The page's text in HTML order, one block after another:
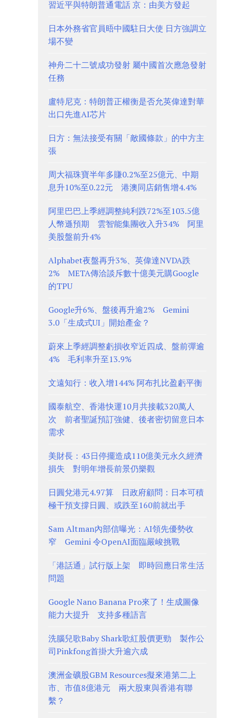
習近平與特朗普通電話 京：由美方發起
日本外務省官員晤中國駐日大使 日方強調立
場不變
神舟二十二號成功發射 屬中國首次應急發射
任務
盧特尼克：特朗普正權衡是否允英偉達對華
出口先進AI芯片
日方：無法接受有關「敵國條款」的中方主
張
周大福珠寶半年多賺0.2%至25億元、中期
息升10%至0.22元 港澳同店銷售增4.4%
阿里巴巴上季經調整純利跌72%至103.5億
人幣遜預期 雲智能集團收入升34% 阿里
美股盤前升4%
Alphabet夜盤再升3%、英偉達NVDA跌
2% META傳洽談斥數十億美元購Google
的TPU
Google升6%、盤後再升逾2% Gemini
3.0「生成式UI」開始產金？
蔚來上季經調整虧損收窄近四成、盤前彈逾
4% 毛利率升至13.9%
文遠知行：收入增144% 阿布扎比盈虧平衡
國泰航空、香港快運10月共接載320萬人
次 前者聖誕預訂強健、後者密切留意日本
需求
美財長：43日停擺造成110億美元永久經濟
損失 對明年增長前景仍樂觀
日圓兌港元4.97算 日政府顧問：日本可積
極干預支撐日圓、或跌至160前就出手
Sam Altman內部信曝光：AI領先優勢收
窄 Gemini 令OpenAI面臨嚴峻挑戰
「港話通」試行版上架 即時回應日常生活
問題
Google Nano Banana Pro來了！生成圖像
能力大提升 支持多種語言
洗腦兒歌Baby Shark歌紅股價更勁 製作公
司Pinkfong首掛大升逾六成
澳洲金礦股GBM Resources擬來港第二上
市、市值8億港元 兩大股東與香港有聯
繫？